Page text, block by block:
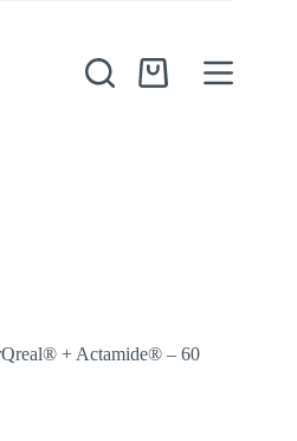
Koszyk
+ Actamide® – 60